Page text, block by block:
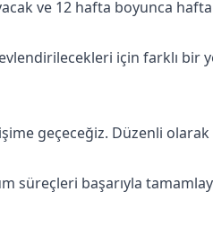
ve 12 hafta boyunca
için farklı bir
geçeceğiz. Düzenli
süreçleri başarıyla